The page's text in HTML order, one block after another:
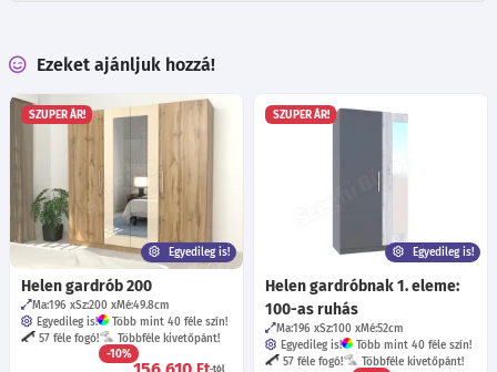
Ezeket ajánljuk hozzá!
SZUPER ÁR!
Egyedileg is!
Helen gardrób 200
Ma:196 Sz:200 Mé:49.8cm
Egyedileg is!
Több mint 40 féle szín!
57 féle fogó!
Többféle kivetőpánt!
-10%
-tól
SZUPER ÁR!
Egyedileg is!
Helen gardróbnak 1. eleme:
100-as ruhás
Ma:196 Sz:100 Mé:52cm
Egyedileg is!
Több mint 40 féle szín!
57 féle fogó!
Többféle kivetőpánt!